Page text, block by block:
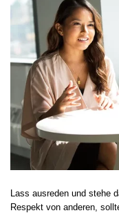
Lass ausreden und stehe
Respekt von anderen,